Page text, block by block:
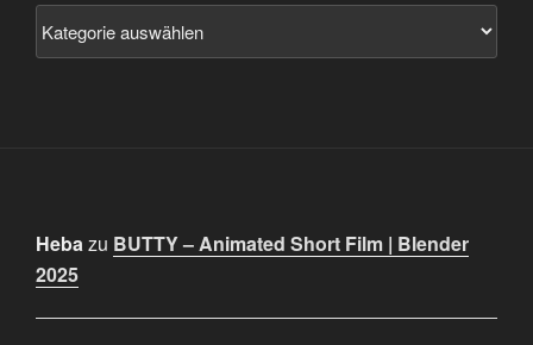
Hebazu BUTTY – Animated Short Film | Blender
2025